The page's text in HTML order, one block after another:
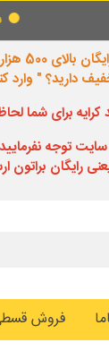
عادی در حال
کافیست
کرایه برای شما
توجه نفرمایید
رایگان
فروش